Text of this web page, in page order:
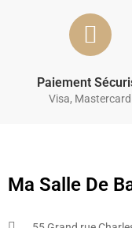
Paiement
Visa, Mastercard
Ma Salle De